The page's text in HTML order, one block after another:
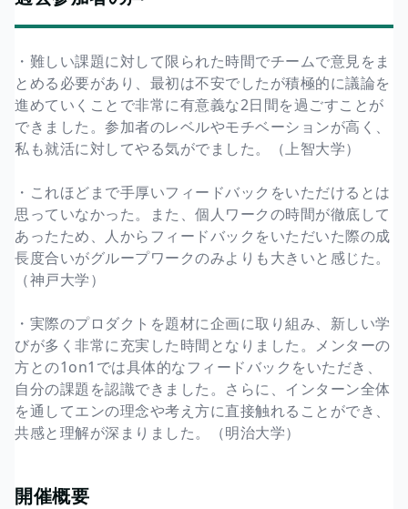
・難しい課題に対して限られた時間でチームで意見をま
とめる必要があり、最初は不安でしたが積極的に議論を
進めていくことで非常に有意義な2日間を過ごすことが
できました。参加者のレベルやモチベーションが高く、
私も就活に対してやる気がでました。（上智大学）
・これほどまで手厚いフィードバックをいただけるとは
思っていなかった。また、個人ワークの時間が徹底して
あったため、人からフィードバックをいただいた際の成
長度合いがグループワークのみよりも大きいと感じた。
（神戸大学）
・実際のプロダクトを題材に企画に取り組み、新しい学
びが多く非常に充実した時間となりました。メンターの
方との1on1では具体的なフィードバックをいただき、
自分の課題を認識できました。さらに、インターン全体
を通してエンの理念や考え方に直接触れることができ、
共感と理解が深まりました。（明治大学）
開催概要